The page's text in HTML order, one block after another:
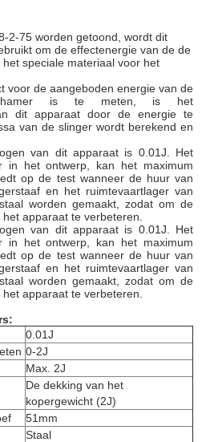
2-75 worden getoond, wordt dit
om de effectenergie van de de
speciale materiaal voor het
voor de aangeboden energie van de
is te meten, is het
dit apparaat door de energie te
van de slinger wordt berekend en
van dit apparaat is 0.01J. Het
in het ontwerp, kan het maximum
op de test wanneer de huur van
en het ruimtevaartlager van
worden gemaakt, zodat om de
apparaat te verbeteren.
van dit apparaat is 0.01J. Het
in het ontwerp, kan het maximum
op de test wanneer de huur van
en het ruimtevaartlager van
worden gemaakt, zodat om de
apparaat te verbeteren.
0.01J
0-2J
Max. 2J
De dekking van het
kopergewicht (2J)
51mm
Staal